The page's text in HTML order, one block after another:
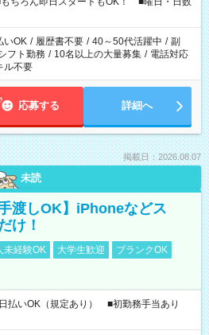
いOK / 履歴書不要 / 40～50代活躍中 / 副
フト勤務 / 10名以上の大量募集 / 電話対応
ル不要
応募する 詳細へ
掲載日：2026.08.07
未読
渡しOK】iPhoneなどス
け！
未経験OK 大学生歓迎
ブランクOK
いOK（規定あり） ■初勤務手当あり